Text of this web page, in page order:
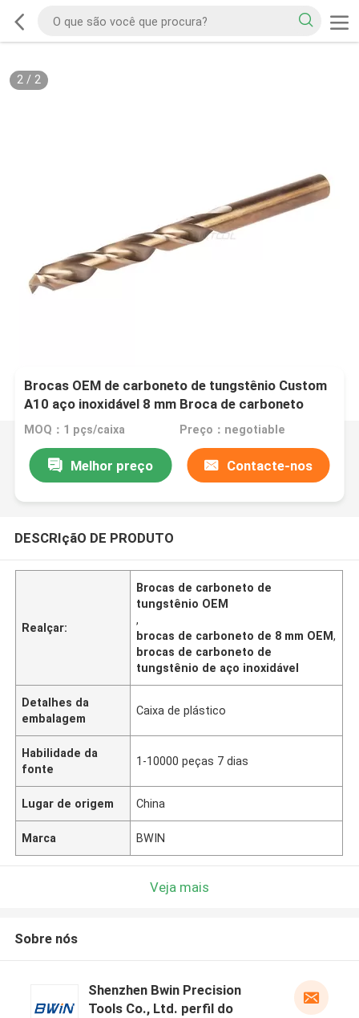
2/ 2
Brocas OEM de carboneto de tungstênio Custom
A10 aço inoxidável 8 mm Broca de carboneto
MOQ：1 pçs/caixa Preço：negotiable
Melhor preço Contacte-nos
DESCRIçãO DE PRODUTO
Realçar:
Brocas de carboneto de
tungstênio OEM
,
brocas de carboneto de 8 mm OEM,
brocas de carboneto de
tungstênio de aço inoxidável
Detalhes da
embalagem
Caixa de plástico
Habilidade da
fonte
1-10000 peças 7 dias
Lugar de origem China
Marca BWIN
Veja mais
Sobre nós
Shenzhen Bwin Precision
Tools Co., Ltd. perfil do